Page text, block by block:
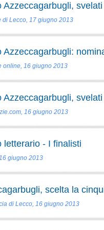
Azzeccagarbugli,
di Lecco, 17 giugno 2013
Azzeccagarbugli:
online, 16 giugno 2013
Azzeccagarbugli,
16 giugno 2013
letterario - I finalisti
giugno 2013
scelta la
di Lecco, 16 giugno 2013